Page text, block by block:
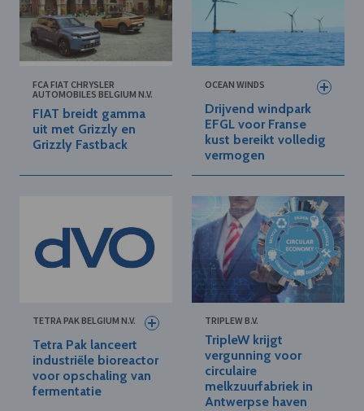
FCA FIAT CHRYSLER
AUTOMOBILES BELGIUM N.V.
FIAT breidt gamma
uit met Grizzly en
Grizzly Fastback
OCEAN WINDS
Drijvend windpark
EFGL voor Franse
kust bereikt volledig
vermogen
TETRA PAK BELGIUM N.V.
Tetra Pak lanceert
industriële bioreactor
voor opschaling van
fermentatie
TRIPLEW B.V.
TripleW krijgt
vergunning voor
circulaire
melkzuurfabriek in
Antwerpse haven